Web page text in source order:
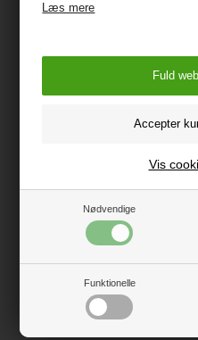
Læs mere
Nødvendige
Funktionelle
Vis
Betræk: 100% økologisk
Fugttransporterende,
Vegansk
100% fri for skadelige
Vejledning